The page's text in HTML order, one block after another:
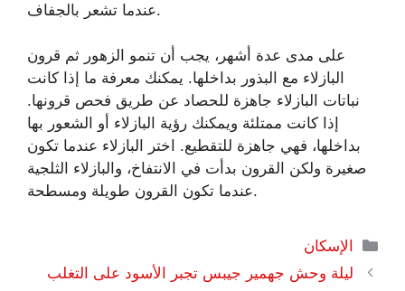
عندما تشعر بالجفاف.
على مدى عدة أشهر، يجب أن تنمو الزهور ثم قرون
البازلاء مع البذور بداخلها. يمكنك معرفة ما إذا كانت
نباتات البازلاء جاهزة للحصاد عن طريق فحص قرونها.
إذا كانت ممتلئة ويمكنك رؤية البازلاء أو الشعور بها
بداخلها، فهي جاهزة للتقطيع. اختر البازلاء عندما تكون
صغيرة ولكن القرون بدأت في الانتفاخ، والبازلاء الثلجية
عندما تكون القرون طويلة ومسطحة.
التصنيفات
الإسكان
ليلة وحش جهمير جيبس ​​​​تجبر الأسود على التغلب